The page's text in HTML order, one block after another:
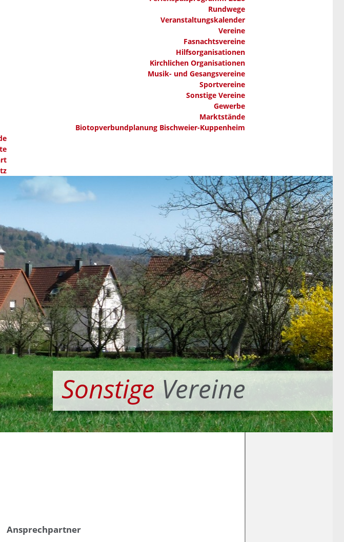
Rundwege
Veranstaltungskalender
Vereine
Fasnachtsvereine
Hilfsorganisationen
Kirchlichen Organisationen
Musik- und Gesangsvereine
Sportvereine
Sonstige Vereine
Gewerbe
Marktstände
Biotopverbundplanung Bischweier-Kuppenheim
SonstigeVereine
Ansprechpartner